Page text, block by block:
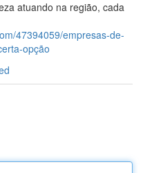
atuando na região, cada
47394059/empresas-de-
opção